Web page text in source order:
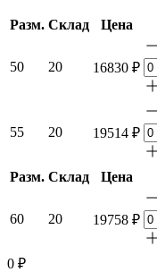
Разм. Склад Цена
50 20 16830 ₽
55 20 19514 ₽
Разм. Склад Цена
60 20 19758 ₽
0 ₽